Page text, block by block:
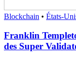
Blockchain • États-
Franklin
des Super